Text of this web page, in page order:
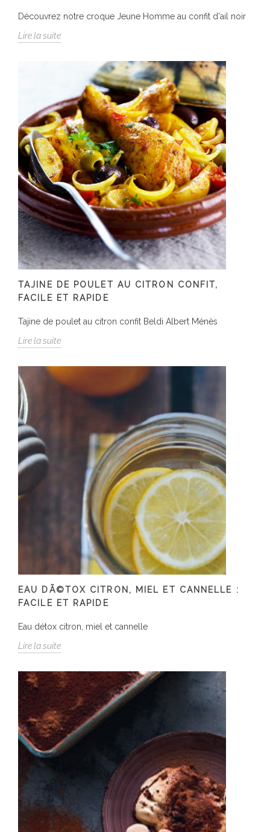
Découvrez notre croque Jeune Homme au confit d'ail noir
Lire la suite
TAJINE DE POULET AU CITRON CONFIT,
FACILE ET RAPIDE
Tajine de poulet au citron confit Beldi Albert Ménès
Lire la suite
EAU DÃ©TOX CITRON, MIEL ET CANNELLE :
FACILE ET RAPIDE
Eau détox citron, miel et cannelle
Lire la suite